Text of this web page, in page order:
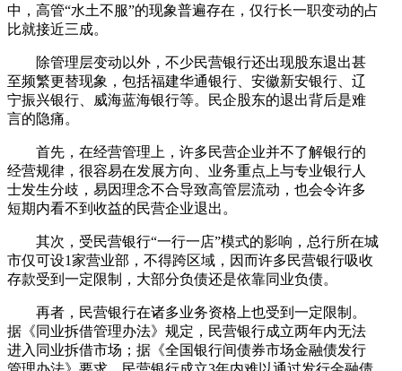
中，高管“水土不服”的现象普遍存在，仅行长一职变动的占
比就接近三成。
除管理层变动以外，不少民营银行还出现股东退出甚
至频繁更替现象，包括福建华通银行、安徽新安银行、辽
宁振兴银行、威海蓝海银行等。民企股东的退出背后是难
言的隐痛。
首先，在经营管理上，许多民营企业并不了解银行的
经营规律，很容易在发展方向、业务重点上与专业银行人
士发生分歧，易因理念不合导致高管层流动，也会令许多
短期内看不到收益的民营企业退出。
其次，受民营银行“一行一店”模式的影响，总行所在城
市仅可设1家营业部，不得跨区域，因而许多民营银行吸收
存款受到一定限制，大部分负债还是依靠同业负债。
再者，民营银行在诸多业务资格上也受到一定限制。
据《同业拆借管理办法》规定，民营银行成立两年内无法
进入同业拆借市场；据《全国银行间债券市场金融债发行